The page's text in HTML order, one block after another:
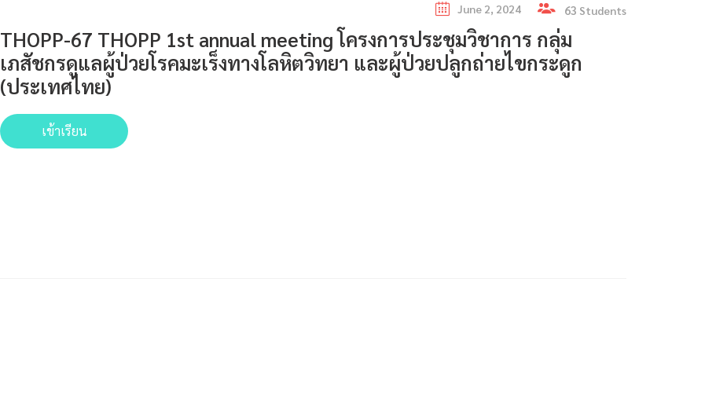
June 2, 2024 63 Students
THOPP-67 THOPP 1st annual meeting โครงการประชุมวิชาการ กลุ่ม
เภสัชกรดูแลผู้ป่วยโรคมะเร็งทางโลหิตวิทยา และผู้ป่วยปลูกถ่ายไขกระดูก
(ประเทศไทย)
เข้าเรียน